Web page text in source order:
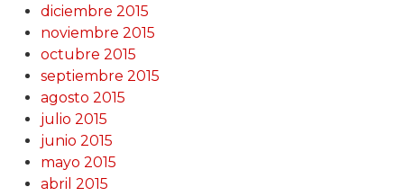
diciembre 2015
noviembre 2015
octubre 2015
septiembre 2015
agosto 2015
julio 2015
junio 2015
mayo 2015
abril 2015